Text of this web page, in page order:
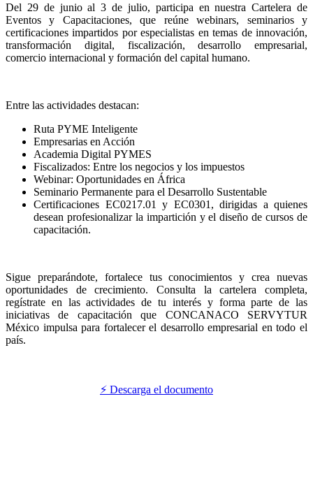
Del 29 de junio al 3 de julio, participa en nuestra Cartelera de
Eventos y Capacitaciones, que reúne webinars, seminarios y
certificaciones impartidos por especialistas en temas de innovación,
transformación digital, fiscalización, desarrollo empresarial,
comercio internacional y formación del capital humano.
Entre las actividades destacan:
Ruta PYME Inteligente
Empresarias en Acción
Academia Digital PYMES
Fiscalizados: Entre los negocios y los impuestos
Webinar: Oportunidades en África
Seminario Permanente para el Desarrollo Sustentable
Certificaciones EC0217.01 y EC0301, dirigidas a quienes
desean profesionalizar la impartición y el diseño de cursos de
capacitación.
Sigue preparándote, fortalece tus conocimientos y crea nuevas
oportunidades de crecimiento. Consulta la cartelera completa,
regístrate en las actividades de tu interés y forma parte de las
iniciativas de capacitación que CONCANACO SERVYTUR
México impulsa para fortalecer el desarrollo empresarial en todo el
país.
⚡ Descarga el documento